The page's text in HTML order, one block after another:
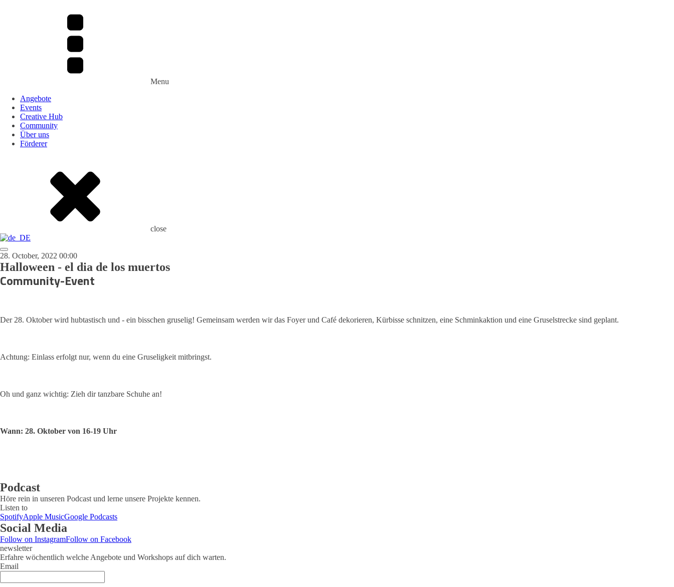
Menu
Angebote
Events
Creative Hub
Community
Über uns
Förderer
close
28. October, 2022 00:00
Halloween - el dia de los muertos
Community-Event
Der 28. Oktober wird hubtastisch und - ein bisschen gruselig! Gemeinsam werden wir das Foyer und Café dekorieren, Kürbisse schnitzen, eine Schminkaktion und eine Gruselstrecke sind geplant.
Achtung: Einlass erfolgt nur, wenn du eine Gruseligkeit mitbringst.
Oh und ganz wichtig: Zieh dir tanzbare Schuhe an!
Wann: 28. Oktober von 16-19 Uhr
Podcast
Höre rein in unseren Podcast und lerne unsere Projekte kennen.
Listen to
SpotifyApple MusicGoogle Podcasts
Social Media
Follow on InstagramFollow on Facebook
newsletter
Erfahre wöchentlich welche Angebote und Workshops auf dich warten.
Email